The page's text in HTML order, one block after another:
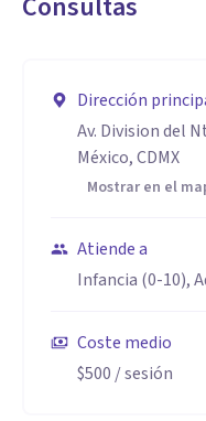
Dirección
Av. Division del
México, CDMX
Mostrar en el
Atiende a
Infancia (0-10),
Coste medio
$500 / sesión